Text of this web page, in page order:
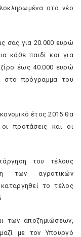
στο νέο
σας για 20.000 ευρώ
κάθε παιδί και για
έως 40.000 ευρώ
στο πρόγραμμα του
έτος 2015 θα
προτάσεις και οι
του τέλους
των αγροτικών
το τέλος
των αποζημιώσεων,
με τον Υπουργό